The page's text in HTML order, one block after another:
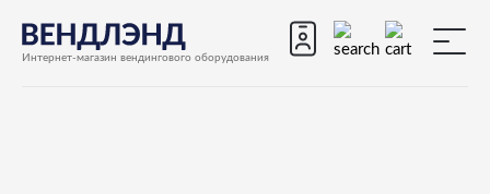
Интернет-магазин вендингового оборудования